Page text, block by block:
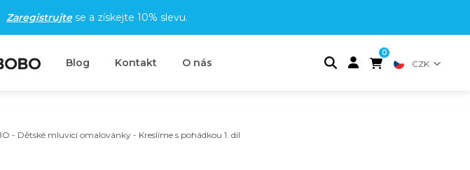
Zaregistrujtese a získejte 10% slevu.
Blog Kontakt O nás
0
CZK
- Dětské mluvicí omalovánky - Kreslíme s pohádkou 1. díl